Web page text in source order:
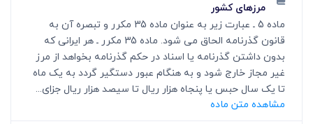
مرزهای کشور
ماده 5 ـ عبارت زیر به عنوان ماده 35 مکرر و تبصره آن به
قانون گذرنامه الحاق می شود. ماده 35 مکرر ـ هر ایرانی که
بدون داشتن گذرنامه یا اسناد در حکم گذرنامه بخواهد از مرز
غیر مجاز خارج شود و به هنگام عبور دستگیر گردد به یک ماه
تا یک سال حبس یا پنجاه هزار ریال تا سیصد هزار ریال جزای...
مشاهده متن ماده